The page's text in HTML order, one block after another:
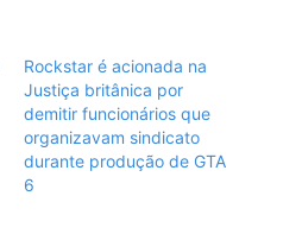
Rockstar é acionada na
Justiça britânica por
demitir funcionários que
organizavam sindicato
durante produção de GTA
6